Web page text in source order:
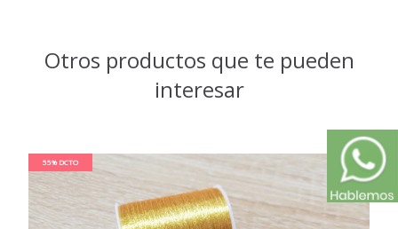
Otros productos que te pueden
interesar
55% DCTO